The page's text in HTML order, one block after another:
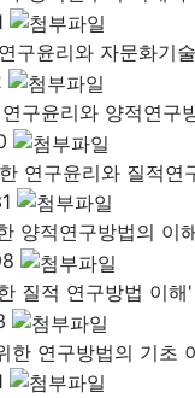
구윤리와 자문화기
구윤리와 양적연구
연구윤리와 질적연
양적연구방법의 이
질적 연구방법 이해
연구방법의 기초